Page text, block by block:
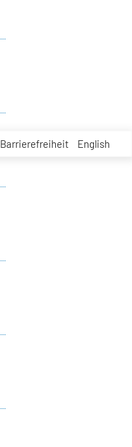
Barrierefreiheit English